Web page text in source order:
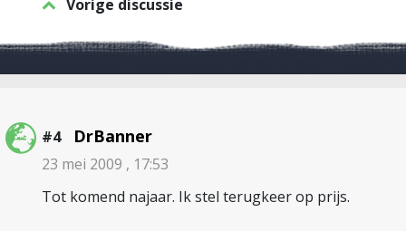
Vorige discussie
#4 DrBanner
23 mei 2009 , 17:53
Tot komend najaar. Ik stel terugkeer op prijs.